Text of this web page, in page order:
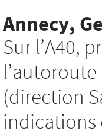
Annecy,
Sur l’A40,
(direction
indications